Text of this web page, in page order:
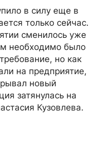
в силу еще в
только сейчас.
сменилось уже
необходимо было
но как
на предприятие,
новый
затянулась на
Кузовлева.